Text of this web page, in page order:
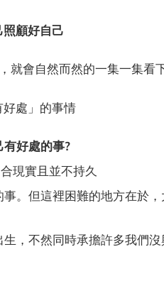
顧好自己
就會自然而然的一集一集看
處」的事情
好處的事?
現實且並不持久
。但這裡困難的地方在於
，不然同時承擔許多我們